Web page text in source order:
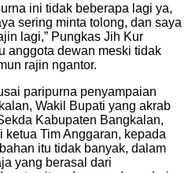
ini tidak beberapa lagi ya,
sering minta tolong, dan saya
lagi,” Pungkas Jih Kur
anggota dewan meski tidak
rajin ngantor.
paripurna penyampaian
Wakil Bupati yang akrab
Kabupaten Bangkalan,
Tim Anggaran, kepada
itu tidak banyak, dalam
yang berasal dari